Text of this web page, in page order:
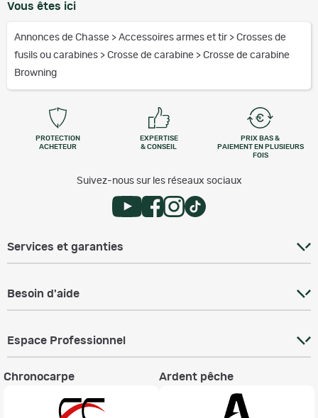
Vous êtes ici
Annonces de Chasse > Accessoires armes et tir > Crosses de
fusils ou carabines > Crosse de carabine > Crosse de carabine
Browning
PROTECTION
ACHETEUR
EXPERTISE
& CONSEIL
PRIX BAS &
PAIEMENT EN PLUSIEURS
FOIS
Suivez-nous sur les réseaux sociaux
Services et garanties
Besoin d'aide
Espace Professionnel
Chronocarpe Ardent pêche